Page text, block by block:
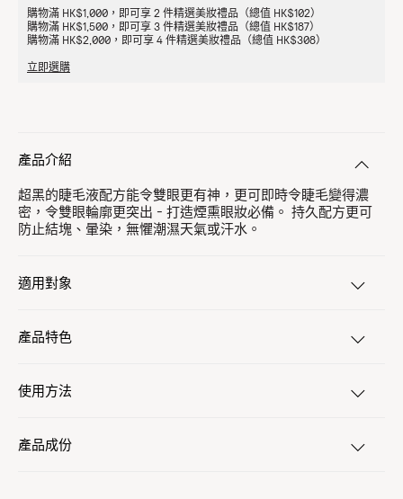
購物滿 HK$1,000，即可享 2 件精選美妝禮品（總值 HK$102）
購物滿 HK$1,500，即可享 3 件精選美妝禮品（總值 HK$187）
購物滿 HK$2,000，即可享 4 件精選美妝禮品（總值 HK$308）
立即選購
產品介紹
超黑的睫毛液配方能令雙眼更有神，更可即時令睫毛變得濃
密，令雙眼輪廓更突出 - 打造煙熏眼妝必備。 持久配方更可
防止結塊、暈染，無懼潮濕天氣或汗水。
適用對象
產品特色
使用方法
產品成份